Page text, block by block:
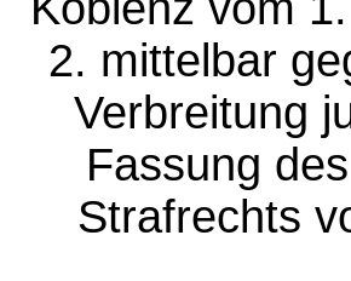
2. mittelbar
Verbreitung
Fassung
Strafrechts